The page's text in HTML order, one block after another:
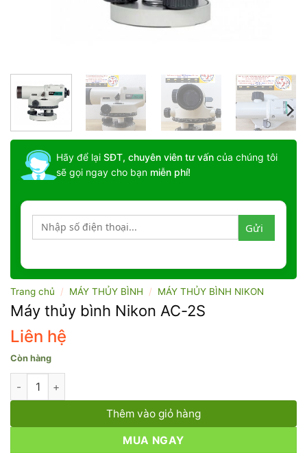
Hãy để lại SĐT, chuyên viên tư vấn của chúng tôi
sẽ gọi ngay cho bạn miễn phí!
Trang chủ / MÁY THỦY BÌNH / MÁY THỦY BÌNH NIKON
Máy thủy bình Nikon AC-2S
Liên hệ
Còn hàng
Máy thủy bình Nikon AC-2S số lượng
Thêm vào giỏ hàng
MUA NGAY